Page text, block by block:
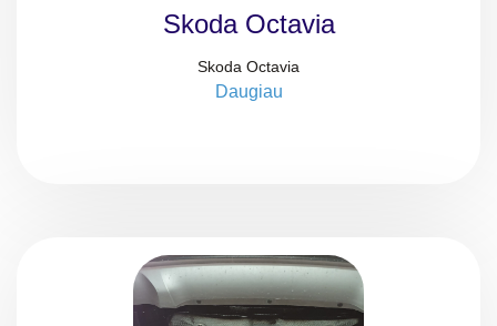
Skoda Octavia
Skoda Octavia
Daugiau